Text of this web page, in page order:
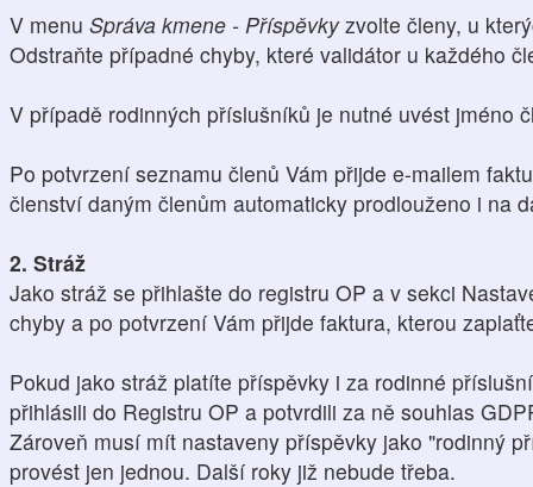
V menu Správa kmene - Příspěvkyzvolte členy, u
Odstraňte případné chyby, které validátor u každého
V případě rodinných příslušníků je nutné uvést jméno
Po potvrzení seznamu členů Vám přijde e-mailem
členství daným členům automaticky prodlouženo i na
2. Stráž
Jako stráž se přihlašte do registru OP a v sekci
chyby a po potvrzení Vám přijde faktura, kterou
Pokud jako stráž platíte příspěvky i za rodinné
přihlásili do Registru OP a potvrdili za ně souhlas
Zároveň musí mít nastaveny příspěvky jako "rodinný
provést jen jednou. Další roky již nebude třeba.